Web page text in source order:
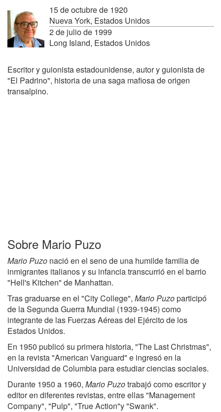
15 de octubre de 1920
Nueva York, Estados Unidos
2 de julio de 1999
Long Island, Estados Unidos
Escritor y guionista estadounidense, autor y guionista de
"El Padrino", historia de una saga mafiosa de origen
transalpino.
Sobre Mario Puzo
Mario Puzo nació en el seno de una humilde familia de
inmigrantes italianos y su infancia transcurrió en el barrio
"Hell's Kitchen" de Manhattan.
Tras graduarse en el "City College", Mario Puzoparticipó
de la Segunda Guerra Mundial (1939-1945) como
integrante de las Fuerzas Aéreas del Ejército de los
Estados Unidos.
En 1950 publicó su primera historia, "The Last Christmas",
en la revista "American Vanguard" e ingresó en la
Universidad de Columbia para estudiar ciencias sociales.
Durante 1950 a 1960, Mario Puzotrabajó como escritor y
editor en diferentes revistas, entre ellas "Management
Company", "Pulp", "True Action"y "Swank".